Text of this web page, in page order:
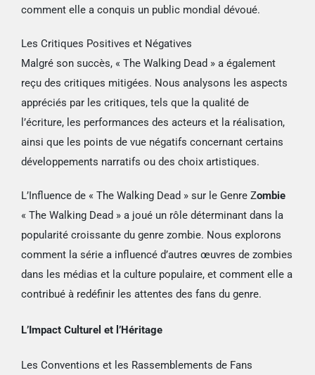
comment elle a conquis un public mondial dévoué.
Les Critiques Positives et Négatives
Malgré son succès, « The Walking Dead » a également
reçu des critiques mitigées. Nous analysons les aspects
appréciés par les critiques, tels que la qualité de
l’écriture, les performances des acteurs et la réalisation,
ainsi que les points de vue négatifs concernant certains
développements narratifs ou des choix artistiques.
L’Influence de « The Walking Dead » sur le Genre Zombie
« The Walking Dead » a joué un rôle déterminant dans la
popularité croissante du genre zombie. Nous explorons
comment la série a influencé d’autres œuvres de zombies
dans les médias et la culture populaire, et comment elle a
contribué à redéfinir les attentes des fans du genre.
L’Impact Culturel et l’Héritage
Les Conventions et les Rassemblements de Fans